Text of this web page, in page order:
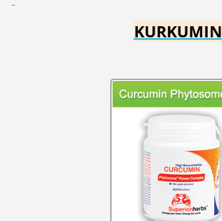
KURKUMIN